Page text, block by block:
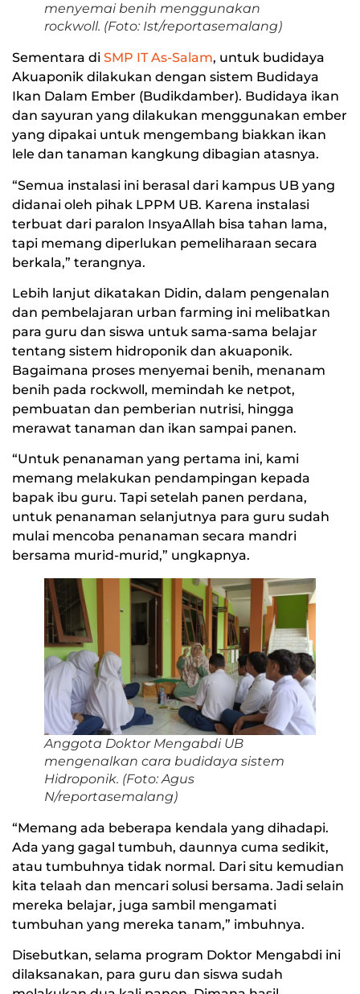
menyemai benih menggunakan
rockwoll. (Foto: Ist/reportasemalang)
Sementara di SMP IT As-Salam, untuk budidaya
Akuaponik dilakukan dengan sistem Budidaya
Ikan Dalam Ember (Budikdamber). Budidaya ikan
dan sayuran yang dilakukan menggunakan ember
yang dipakai untuk mengembang biakkan ikan
lele dan tanaman kangkung dibagian atasnya.
“Semua instalasi ini berasal dari kampus UB yang
didanai oleh pihak LPPM UB. Karena instalasi
terbuat dari paralon InsyaAllah bisa tahan lama,
tapi memang diperlukan pemeliharaan secara
berkala,” terangnya.
Lebih lanjut dikatakan Didin, dalam pengenalan
dan pembelajaran urban farming ini melibatkan
para guru dan siswa untuk sama-sama belajar
tentang sistem hidroponik dan akuaponik.
Bagaimana proses menyemai benih, menanam
benih pada rockwoll, memindah ke netpot,
pembuatan dan pemberian nutrisi, hingga
merawat tanaman dan ikan sampai panen.
“Untuk penanaman yang pertama ini, kami
memang melakukan pendampingan kepada
bapak ibu guru. Tapi setelah panen perdana,
untuk penanaman selanjutnya para guru sudah
mulai mencoba penanaman secara mandri
bersama murid-murid,” ungkapnya.
Anggota Doktor Mengabdi UB
mengenalkan cara budidaya sistem
Hidroponik. (Foto: Agus
N/reportasemalang)
“Memang ada beberapa kendala yang dihadapi.
Ada yang gagal tumbuh, daunnya cuma sedikit,
atau tumbuhnya tidak normal. Dari situ kemudian
kita telaah dan mencari solusi bersama. Jadi selain
mereka belajar, juga sambil mengamati
tumbuhan yang mereka tanam,” imbuhnya.
Disebutkan, selama program Doktor Mengabdi ini
dilaksanakan, para guru dan siswa sudah